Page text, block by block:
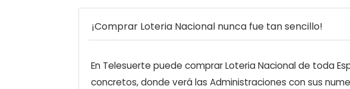
¡Comprar Loteria Nacional nunca fue tan sencillo!
En Telesuerte puede comprar Loteria Nacional de toda
concretos, donde verá las Administraciones con sus